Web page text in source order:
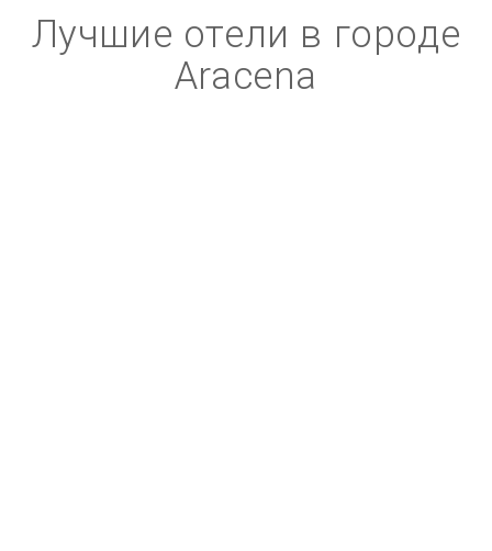
Лучшие отели в городе
Aracena